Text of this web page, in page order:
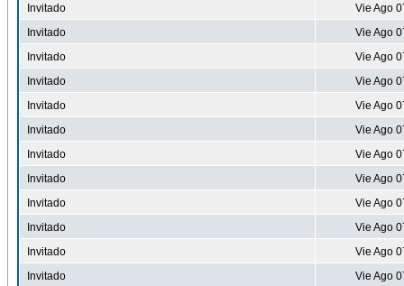
Invitado
Vie Ago
Invitado
Vie Ago
Invitado
Vie Ago
Invitado
Vie Ago
Invitado
Vie Ago
Invitado
Vie Ago
Invitado
Vie Ago
Invitado
Vie Ago
Invitado
Vie Ago
Invitado
Vie Ago
Invitado
Vie Ago
Invitado
Vie Ago